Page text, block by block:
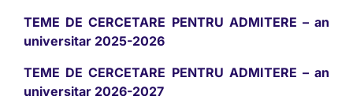
TEME DE CERCETARE PENTRU ADMITERE – an
universitar 2025-2026
TEME DE CERCETARE PENTRU ADMITERE – an
universitar 2026-2027